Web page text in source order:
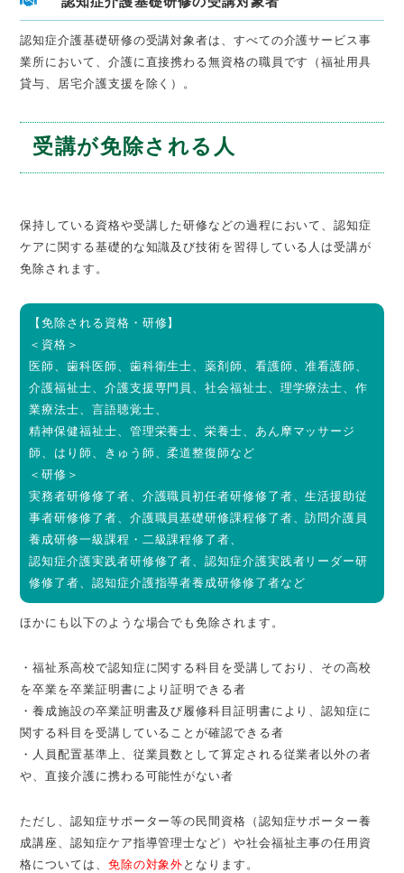
認知症介護基礎研修の受講対象者は、すべての介護サービス事
業所において、介護に直接携わる無資格の職員です（福祉用具
貸与、居宅介護支援を除く）。
受講が免除される人
保持している資格や受講した研修などの過程において、認知症
ケアに関する基礎的な知識及び技術を習得している人は受講が
免除されます。
【免除される資格・研修】
＜資格＞
医師、歯科医師、歯科衛生士、薬剤師、看護師、准看護師、
介護福祉士、介護支援専門員、社会福祉士、理学療法士、作
業療法士、言語聴覚士、
精神保健福祉士、管理栄養士、栄養士、あん摩マッサージ
師、はり師、きゅう師、柔道整復師など
＜研修＞
実務者研修修了者、介護職員初任者研修修了者、生活援助従
事者研修修了者、介護職員基礎研修課程修了者、訪問介護員
養成研修一級課程・二級課程修了者、
認知症介護実践者研修修了者、認知症介護実践者リーダー研
修修了者、認知症介護指導者養成研修修了者など
ほかにも以下のような場合でも免除されます。
・福祉系高校で認知症に関する科目を受講しており、その高校
を卒業を卒業証明書により証明できる者
・養成施設の卒業証明書及び履修科目証明書により、認知症に
関する科目を受講していることが確認できる者
・人員配置基準上、従業員数として算定される従業者以外の者
や、直接介護に携わる可能性がない者
ただし、認知症サポーター等の民間資格（認知症サポーター養
成講座、認知症ケア指導管理士など）や社会福祉主事の任用資
格については、 免除の対象外 となります。